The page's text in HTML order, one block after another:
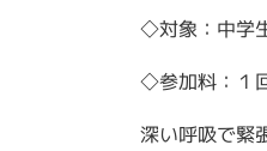
◇対象：中学
◇参加料：１
深い呼吸で緊